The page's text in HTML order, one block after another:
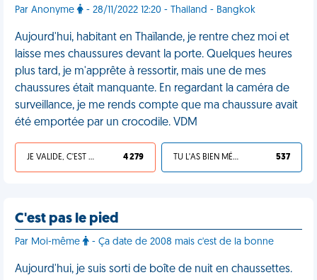
Par Anonyme - 28/11/2022 12:20 - Thailand - Bangkok
Aujourd'hui, habitant en Thaïlande, je rentre chez moi et
laisse mes chaussures devant la porte. Quelques heures
plus tard, je m'apprête à ressortir, mais une de mes
chaussures était manquante. En regardant la caméra de
surveillance, je me rends compte que ma chaussure avait
été emportée par un crocodile. VDM
JE VALIDE, C'EST UNE VDM 4 279 TU L'AS BIEN MÉRITÉ 537
C'est pas le pied
Par Moi-même - Ça date de 2008 mais c'est de la bonne
Aujourd'hui, je suis sorti de boîte de nuit en chaussettes.